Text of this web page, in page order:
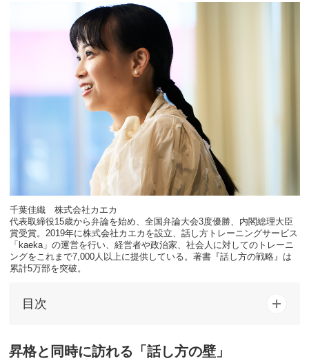
千葉佳織 株式会社カエカ
代表取締役15歳から弁論を始め、全国弁論大会3度優勝、内閣総理大臣
賞受賞。2019年に株式会社カエカを設立、話し方トレーニングサービス
「kaeka」の運営を行い、経営者や政治家、社会人に対してのトレーニ
ングをこれまで7,000人以上に提供している。著書『話し方の戦略』は
累計5万部を突破。
目次
昇格と同時に訪れる「話し方の壁」